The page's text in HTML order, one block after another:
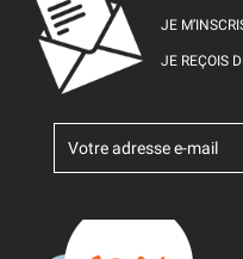
JE
JE REÇOIS